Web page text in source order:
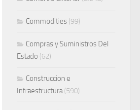
Commodities (99)
Compras y Suministros Del
Estado (62)
Construccion e
Infraestructura(590)